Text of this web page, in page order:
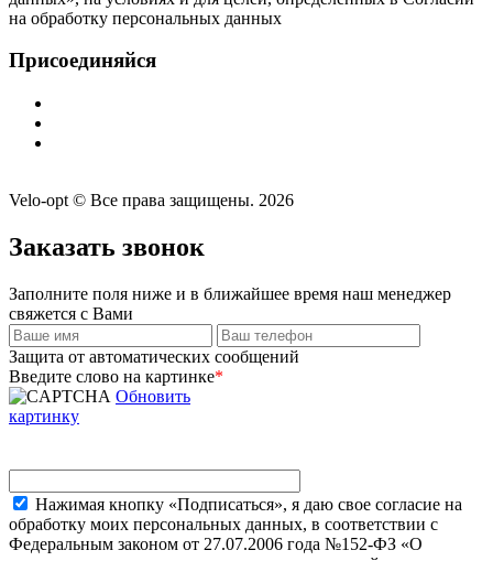
на обработку персональных данных
Присоединяйся
Velo-opt © Все права защищены. 2026
Заказать звонок
Заполните поля ниже и в ближайшее время наш менеджер
свяжется с Вами
Защита от автоматических сообщений
Введите слово на картинке*
Обновить
картинку
Нажимая кнопку «Подписаться», я даю свое согласие на
обработку моих персональных данных, в соответствии с
Федеральным законом от 27.07.2006 года №152-ФЗ «О